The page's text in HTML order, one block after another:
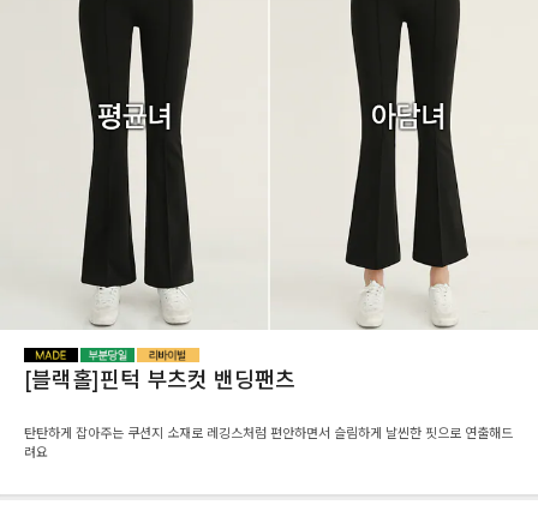
[블랙홀]핀턱 부츠컷 밴딩팬츠
탄탄하게 잡아주는 쿠션지 소재로 레깅스처럼 편안하면서 슬림하게 날씬한 핏으로 연출해드
려요